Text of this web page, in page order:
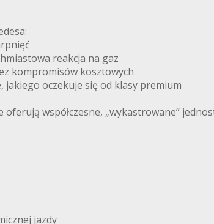
reakcja na gaz
kompromisów kosztowych
jakiego oczekuje się od klasy premium
współczesne, „wykastrowane”
jazdy